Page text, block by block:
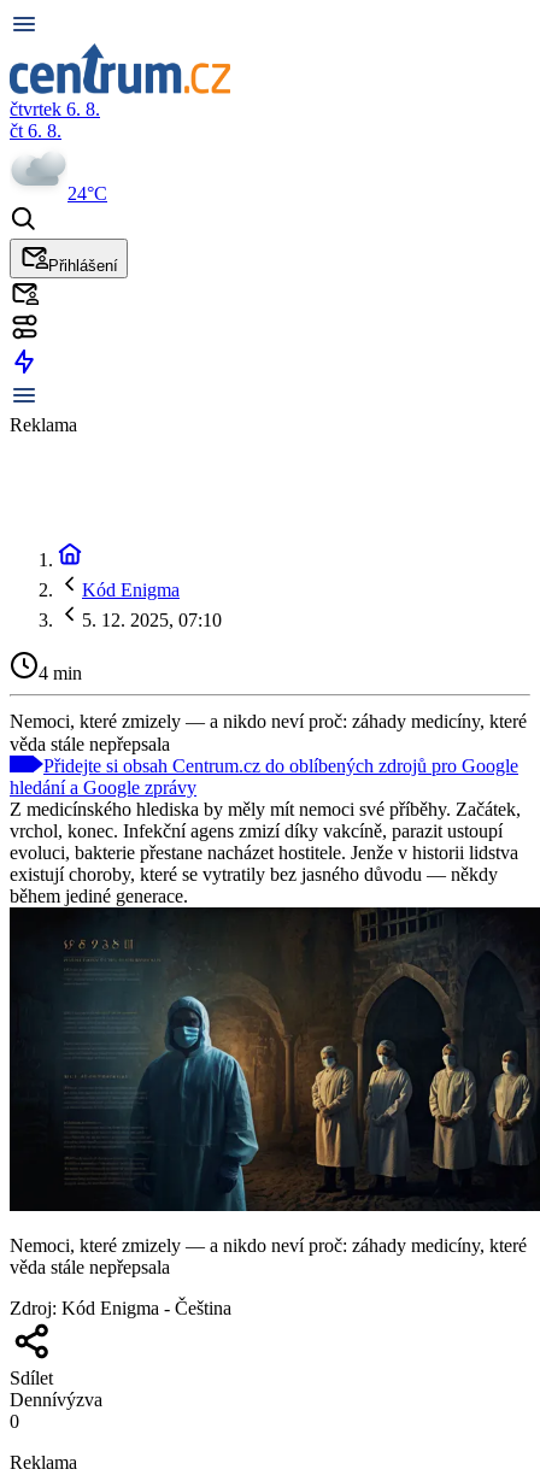
čtvrtek 6. 8.
čt 6. 8.
24°C
Přihlášení
Reklama
Kód Enigma
5. 12. 2025, 07:10
4 min
Nemoci, které zmizely — a nikdo neví proč: záhady medicíny, které
věda stále nepřepsala
Přidejte si obsah Centrum.cz do oblíbených zdrojů pro Google
hledání a Google zprávy
Z medicínského hlediska by měly mít nemoci své příběhy. Začátek,
vrchol, konec. Infekční agens zmizí díky vakcíně, parazit ustoupí
evoluci, bakterie přestane nacházet hostitele. Jenže v historii lidstva
existují choroby, které se vytratily bez jasného důvodu — někdy
během jediné generace.
Nemoci, které zmizely — a nikdo neví proč: záhady medicíny, které
věda stále nepřepsala
Zdroj: Kód Enigma - Čeština
Sdílet
Dennívýzva
0
Reklama